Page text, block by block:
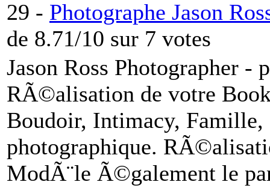
29 - Photographe Jason
de 8.71/10 sur 7 votes
Jason Ross Photographer
RÃ©alisation de votre
Boudoir, Intimacy,
photographique.
ModÃ¨le Ã©galement le